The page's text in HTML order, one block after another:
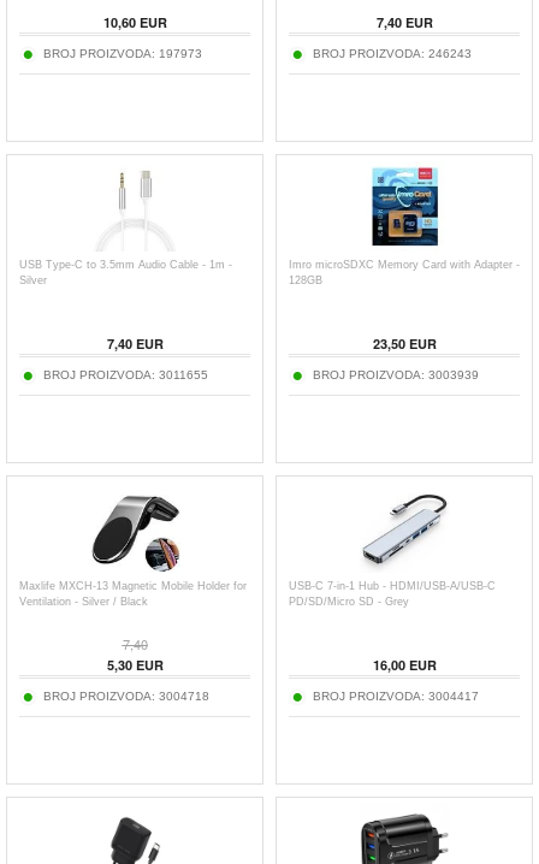
10,60EUR
BROJ PROIZVODA: 197973
7,40EUR
BROJ PROIZVODA: 246243
USB Type-C to 3.5mm Audio Cable - 1m -
Silver
7,40EUR
BROJ PROIZVODA: 3011655
Imro microSDXC Memory Card with Adapter -
128GB
23,50EUR
BROJ PROIZVODA: 3003939
Maxlife MXCH-13 Magnetic Mobile Holder for
Ventilation - Silver / Black
7,40
5,30EUR
BROJ PROIZVODA: 3004718
USB-C 7-in-1 Hub - HDMI/USB-A/USB-C
PD/SD/Micro SD - Grey
16,00EUR
BROJ PROIZVODA: 3004417